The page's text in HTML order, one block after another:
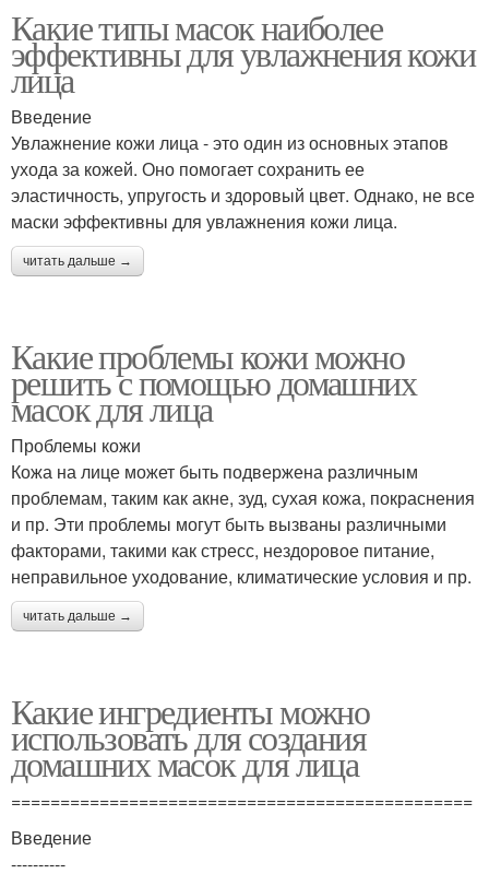
Какие типы масок наиболее
эффективны для увлажнения кожи
лица
Введение
Увлажнение кожи лица - это один из основных этапов
ухода за кожей. Оно помогает сохранить ее
эластичность, упругость и здоровый цвет. Однако, не все
маски эффективны для увлажнения кожи лица.
читать дальше →
Какие проблемы кожи можно
решить с помощью домашних
масок для лица
Проблемы кожи
Кожа на лице может быть подвержена различным
проблемам, таким как акне, зуд, сухая кожа, покраснения
и пр. Эти проблемы могут быть вызваны различными
факторами, такими как стресс, нездоровое питание,
неправильное уходование, климатические условия и пр.
читать дальше →
Какие ингредиенты можно
использовать для создания
домашних масок для лица
===============================================
Введение
----------